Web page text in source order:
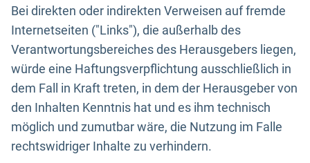
Bei direkten oder indirekten Verweisen auf fremde
Internetseiten ("Links"), die außerhalb des
Verantwortungsbereiches des Herausgebers liegen,
würde eine Haftungsverpflichtung ausschließlich in
dem Fall in Kraft treten, in dem der Herausgeber von
den Inhalten Kenntnis hat und es ihm technisch
möglich und zumutbar wäre, die Nutzung im Falle
rechtswidriger Inhalte zu verhindern.